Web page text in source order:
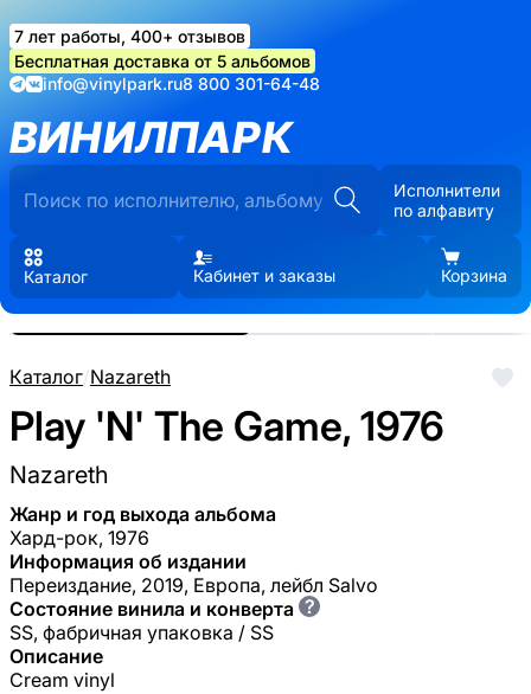
7 лет работы, 400+ отзывов
Бесплатная доставка от 5 альбомов
info@vinylpark.ru8 800 301-64-48
ВИНИЛПАРК
Исполнители
по алфавиту
Каталог Кабинет и заказы Корзина
Каталог/Nazareth
Play 'N' The Game, 1976
Nazareth
Жанр и год выхода альбома
Хард-рок, 1976
Информация об издании
Переиздание, 2019, Европа, лейбл Salvo
Состояние винила и конверта ?
SS, фабричная упаковка / SS
Описание
Cream vinyl
Реальные фото пластинки.
Нажмите, чтобы увеличить